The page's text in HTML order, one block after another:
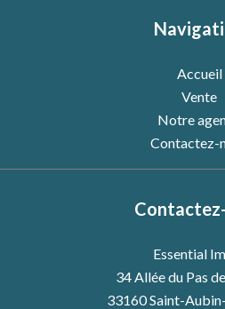
Accueil
Vente
Notre
Contactez-
Essential
34 Allée du Pas
33160Saint-